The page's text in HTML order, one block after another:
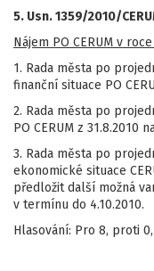
5. Usn. 1359/2010/
Nájem PO CERUM v
1. Rada města po
finanční situace PO
2. Rada města po
PO CERUM z 31.8.2010
3. Rada města po
ekonomické situace
předložit další možná
v termínu do 4.10.2010.
Hlasování: Pro 8, proti 0,